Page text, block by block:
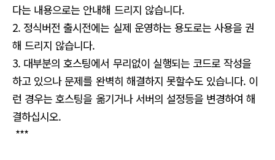
다는 내용으로는 안내해 드리지 않습니다.
2. 정식버전 출시전에는 실제 운영하는 용도로는 사용을 권
해 드리지 않습니다.
3. 대부분의 호스팅에서 무리없이 실행되는 코드로 작성을
하고 있으나 문제를 완벽히 해결하지 못할수도 있습니다. 이
런 경우는 호스팅을 옮기거나 서버의 설정등을 변경하여 해
결하십시오.
***